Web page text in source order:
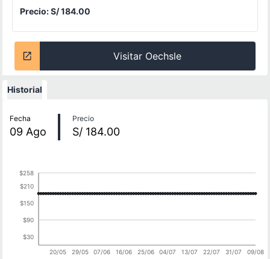
Precio:S/ 184.00
Visitar Oechsle
Historial
Fecha
09 Ago
Precio
S/ 184.00
20/05 29/05 07/06 16/06 25/06 04/07 13/07 22/07 31/07 09/08
$30
$90
$150
$210
$258